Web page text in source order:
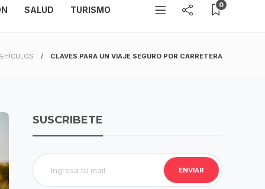
SALUD TURISMO 0
CLAVES PARA UN VIAJE SEGURO POR CARRETERA
SUSCRIBETE